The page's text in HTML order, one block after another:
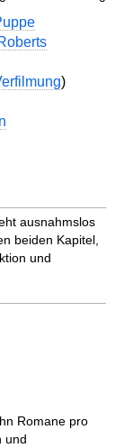
)
ausnahmslos
beiden Kapitel,
und
Romane pro
und